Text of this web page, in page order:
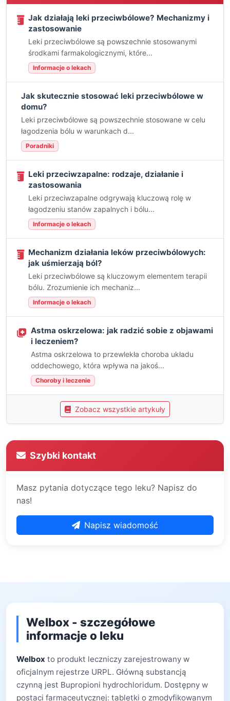
Jak działają leki przeciwbólowe? Mechanizmy i
zastosowanie
Leki przeciwbólowe są powszechnie stosowanymi
środkami farmakologicznymi, które...
Informacje o lekach
Jak skutecznie stosować leki przeciwbólowe w
domu?
Leki przeciwbólowe są powszechnie stosowane w celu
łagodzenia bólu w warunkach d...
Poradniki
Leki przeciwzapalne: rodzaje, działanie i
zastosowania
Leki przeciwzapalne odgrywają kluczową rolę w
łagodzeniu stanów zapalnych i bólu...
Informacje o lekach
Mechanizm działania leków przeciwbólowych:
jak uśmierzają ból?
Leki przeciwbólowe są kluczowym elementem terapii
bólu. Zrozumienie ich mechaniz...
Informacje o lekach
Astma oskrzelowa: jak radzić sobie z objawami
i leczeniem?
Astma oskrzelowa to przewlekła choroba układu
oddechowego, która wpływa na jakoś...
Choroby i leczenie
Zobacz wszystkie artykuły
Szybki kontakt
Masz pytania dotyczące tego leku? Napisz do
nas!
Napisz wiadomość
Welbox - szczegółowe
informacje o leku
Welbox to produkt leczniczy zarejestrowany w
oficjalnym rejestrze URPL. Główną substancją
czynną jest Bupropioni hydrochloridum. Dostępny w
postaci farmaceutycznej: tabletki o zmodyfikowanym